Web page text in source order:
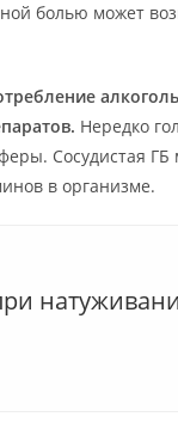
болью может
Нередко
Сосудистая ГБ
в организме.